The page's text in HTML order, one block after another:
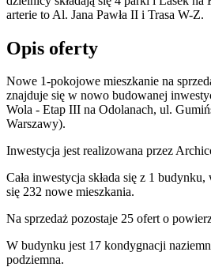
arterie to Al. Jana Pawła II i Trasa W-Z.
Opis oferty
Nowe 1-pokojowe mieszkanie na
znajduje się w nowo budowanej
Wola - Etap III na Odolanach, ul.
Warszawy).
Inwestycja jest realizowana przez
Cała inwestycja składa się z 1 budynku,
się 232 nowe mieszkania.
Na sprzedaż pozostaje 25 ofert o
W budynku jest 17 kondygnacji
podziemna.